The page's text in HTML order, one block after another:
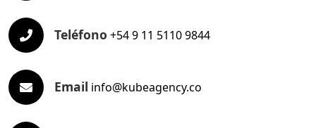
Teléfono +54 9 11 5110 9844
Email info@kubeagency.co